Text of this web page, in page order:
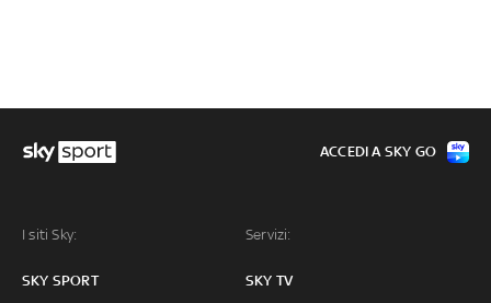
I siti Sky:
SKY SPORT
Servizi:
SKY TV
ACCEDI A SKY GO